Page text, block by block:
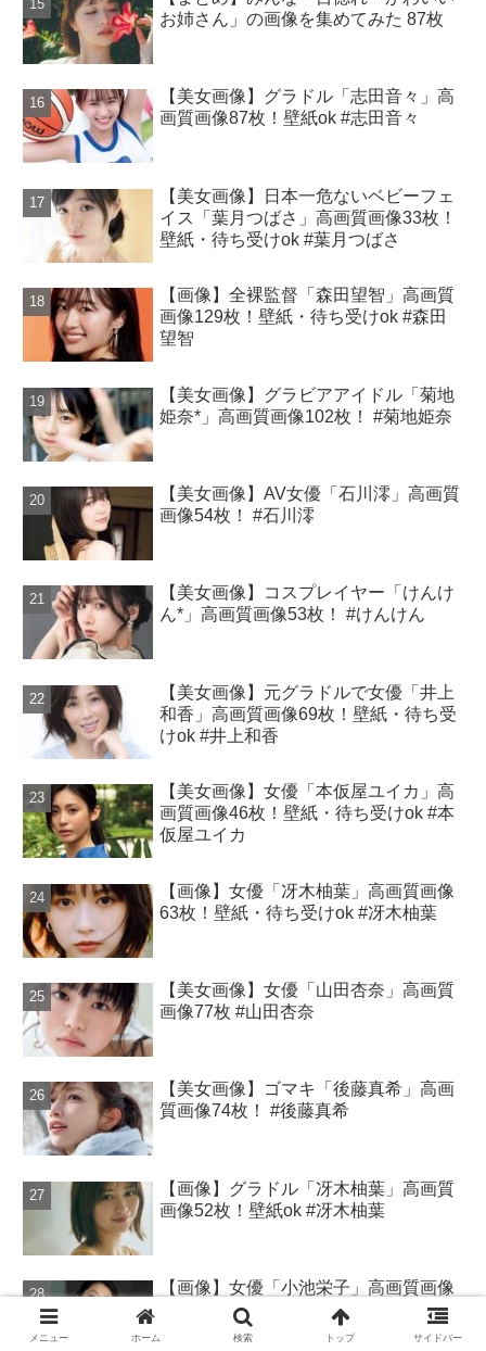
お姉さん」の画像を集めてみた 87枚
【美女画像】グラドル「志田音々」高
画質画像87枚！壁紙ok #志田音々
【美女画像】日本一危ないベビーフェ
イス「葉月つばさ」高画質画像33枚！
壁紙・待ち受けok #葉月つばさ
【画像】全裸監督「森田望智」高画質
画像129枚！壁紙・待ち受けok #森田
望智
【美女画像】グラビアアイドル「菊地
姫奈*」高画質画像102枚！ #菊地姫奈
【美女画像】AV女優「石川澪」高画質
画像54枚！ #石川澪
【美女画像】コスプレイヤー「けんけ
ん*」高画質画像53枚！ #けんけん
【美女画像】元グラドルで女優「井上
和香」高画質画像69枚！壁紙・待ち受
けok #井上和香
【美女画像】女優「本仮屋ユイカ」高
画質画像46枚！壁紙・待ち受けok #本
仮屋ユイカ
【画像】女優「冴木柚葉」高画質画像
63枚！壁紙・待ち受けok #冴木柚葉
【美女画像】女優「山田杏奈」高画質
画像77枚 #山田杏奈
【美女画像】ゴマキ「後藤真希」高画
質画像74枚！ #後藤真希
【画像】グラドル「冴木柚葉」高画質
画像52枚！壁紙ok #冴木柚葉
【画像】女優「小池栄子」高画質画像
28枚！壁紙・待ち受けok #小池栄子
メニュー ホーム 検索 トップ サイドバー